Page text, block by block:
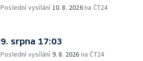
Poslední vysílání10. 8. 2026na ČT24
9. srpna 17:03
Poslední vysílání9. 8. 2026 na ČT24